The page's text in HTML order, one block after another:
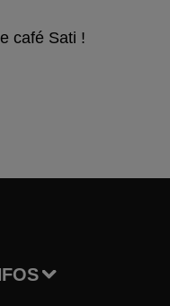
café Sati !